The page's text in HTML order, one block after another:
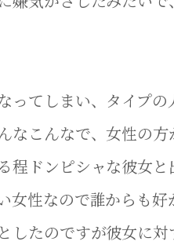
ってしまい、タイプ
なこんなで、女性の方
程ドンピシャな彼女
女性なので誰からも
したのですが彼女に